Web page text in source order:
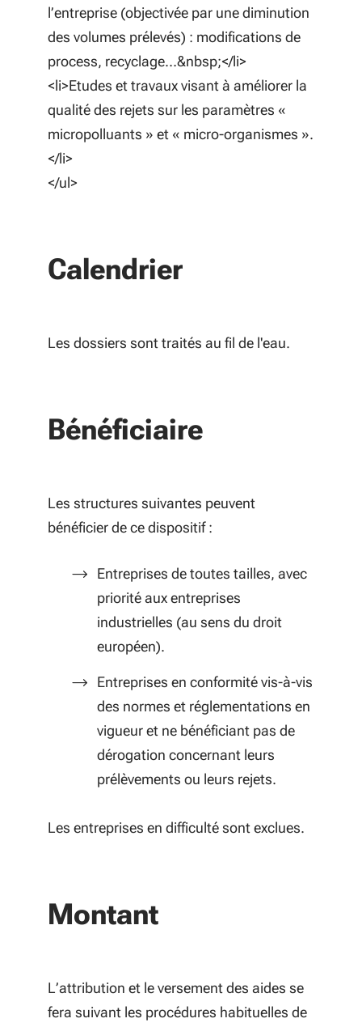
l’entreprise (objectivée par une diminution
des volumes prélevés) : modifications de
process, recyclage…&nbsp;</li>
<li>Etudes et travaux visant à améliorer la
qualité des rejets sur les paramètres «
micropolluants » et « micro-organismes ».
</li>
</ul>
Calendrier
Les dossiers sont traités au fil de l'eau.
Bénéficiaire
Les structures suivantes peuvent
bénéficier de ce dispositif :
Entreprises de toutes tailles, avec
priorité aux entreprises
industrielles (au sens du droit
européen).
Entreprises en conformité vis-à-vis
des normes et réglementations en
vigueur et ne bénéficiant pas de
dérogation concernant leurs
prélèvements ou leurs rejets.
Les entreprises en difficulté sont exclues.
Montant
L’attribution et le versement des aides se
fera suivant les procédures habituelles de